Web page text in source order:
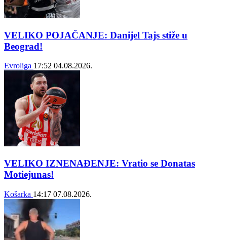
VELIKO POJAČANJE: Danijel Tajs stiže u
Beograd!
Evroliga 17:52 04.08.2026.
VELIKO IZNENAĐENJE: Vratio se Donatas
Motiejunas!
Košarka 14:17 07.08.2026.